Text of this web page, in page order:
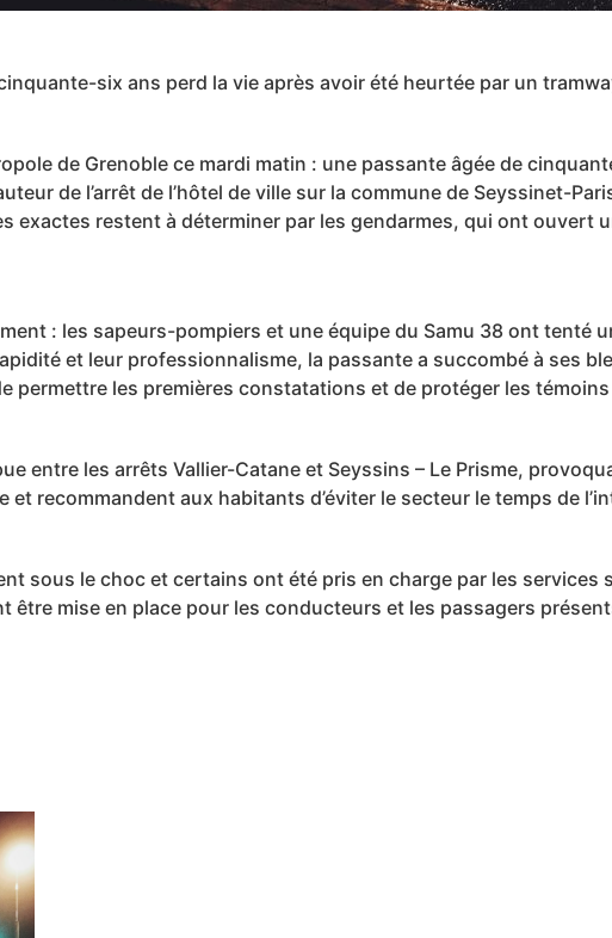
six ans perd la vie après avoir été heurtée par un
de Grenoble ce mardi matin : une passante âgée de
de l’arrêt de l’hôtel de ville sur la commune de Seyssinet-
exactes restent à déterminer par les gendarmes, qui ont ouvert
: les sapeurs-pompiers et une équipe du Samu 38 ont tenté
et leur professionnalisme, la passante a succombé à ses
permettre les premières constatations et de protéger les
entre les arrêts Vallier-Catane et Seyssins – Le Prisme,
recommandent aux habitants d’éviter le secteur le temps de
sous le choc et certains ont été pris en charge par les services
être mise en place pour les conducteurs et les passagers